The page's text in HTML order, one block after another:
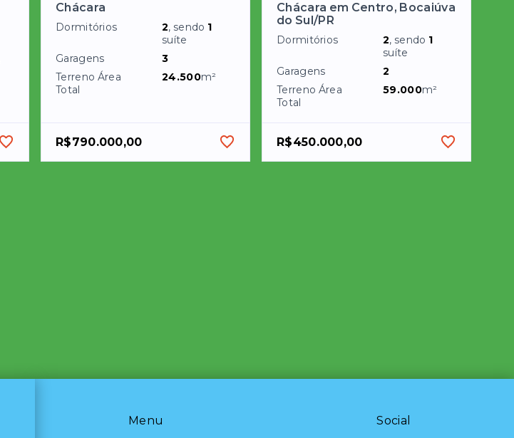
Chácara
Dormitórios 2, sendo 1
suíte
Garagens
3
Terreno Área
Total
24.500m²
R$790.000,00
Chácara em Centro, Bocaiúva
do Sul/PR
Dormitórios 2, sendo 1
suíte
Garagens
2
Terreno Área
Total
59.000m²
R$450.000,00
Menu Social